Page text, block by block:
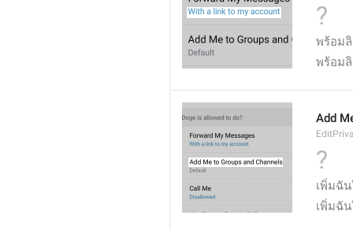
?
พร้อม
พร้อม
Add
?
เพิ่มฉั
เพิ่มฉั